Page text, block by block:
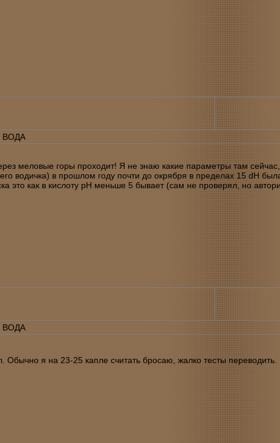
ВОДА
меловые горы проходит! Я не знаю какие параметры там
водичка) в прошлом году почти до окрября в пределах 15 dH
это как в кислоту pH меньше 5 бывает (сам не проверял, но
ВОДА
Обычно я на 23-25 капле считать бросаю, жалко тесты переводить.